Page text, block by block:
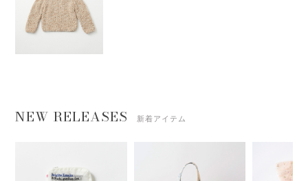
NEW RELEASES 新着アイテム